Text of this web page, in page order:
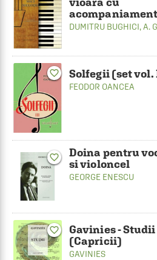
DUMITRU BUGHICI,A.
favorite_border Solfegii (set
FEODOR OANCEA
favorite_border
Doina pentru
si violoncel
GEORGE ENESCU
favorite_border
Gavinies - Studii
(Capricii)
GAVINIES